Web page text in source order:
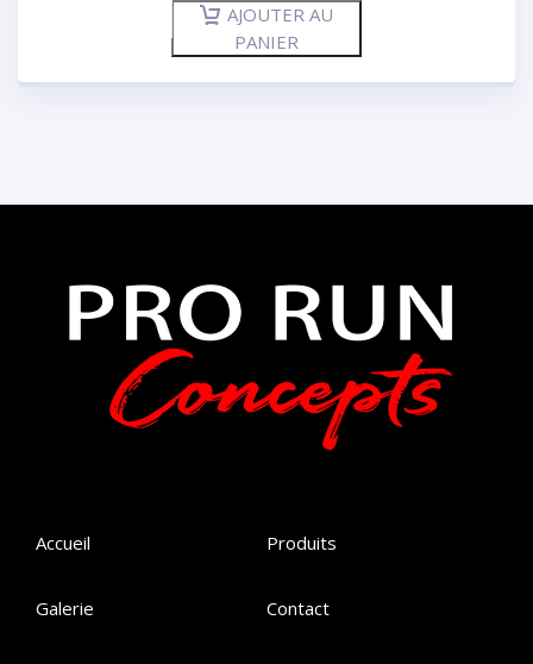
AJOUTER AU
PANIER
Accueil Produits
Galerie Contact